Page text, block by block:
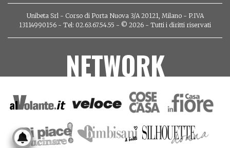
Unibeta Srl - Corso di Porta Nuova 3/A 20121, Milano - P.IVA
13114990156 - Tel: 02.63.67.54.55 - © 2026 - Tutti i diritti riservati
NETWORK